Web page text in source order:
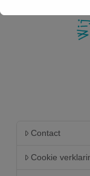
Contact
Cookie